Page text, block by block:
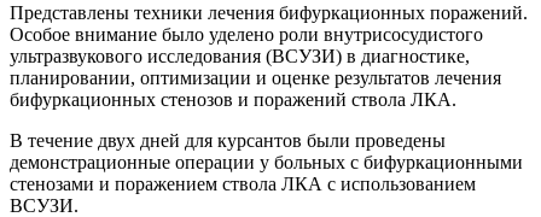
Представлены техники лечения бифуркационных поражений.
Особое внимание было уделено роли внутрисосудистого
ультразвукового исследования (ВСУЗИ) в диагностике,
планировании, оптимизации и оценке результатов лечения
бифуркационных стенозов и поражений ствола ЛКА.
В течение двух дней для курсантов были проведены
демонстрационные операции у больных с бифуркационными
стенозами и поражением ствола ЛКА с использованием
ВСУЗИ.